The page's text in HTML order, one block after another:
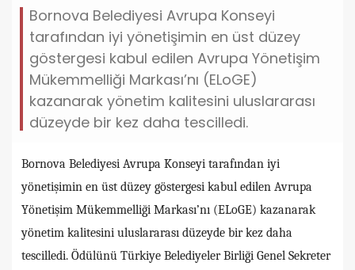
Bornova Belediyesi Avrupa Konseyi
tarafından iyi yönetişimin en üst düzey
göstergesi kabul edilen Avrupa Yönetişim
Mükemmelliği Markası’nı (ELoGE)
kazanarak yönetim kalitesini uluslararası
düzeyde bir kez daha tescilledi.
Bornova Belediyesi Avrupa Konseyi tarafından iyi
yönetişimin en üst düzey göstergesi kabul edilen Avrupa
Yönetişim Mükemmelliği Markası’nı (ELoGE) kazanarak
yönetim kalitesini uluslararası düzeyde bir kez daha
tescilledi. Ödülünü Türkiye Belediyeler Birliği Genel Sekreter